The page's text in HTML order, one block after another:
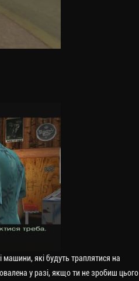
які будуть траплятися на
у разі, якщо ти не зробиш цього